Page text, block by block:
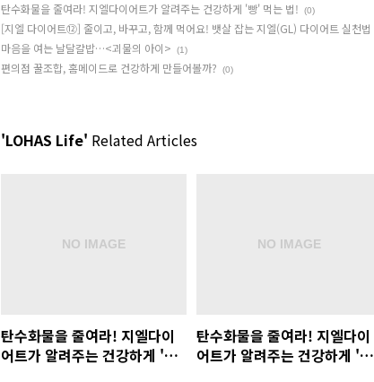
탄수화물을 줄여라! 지엘다이어트가 알려주는 건강하게 '빵' 먹는 법! (0)
[지엘 다이어트⑫] 줄이고, 바꾸고, 함께 먹어요! 뱃살 잡는 지엘(GL) 다이어트 실천법
마음을 여는 날달걀밥…<괴물의 아이> (1)
편의점 꿀조합, 홈메이드로 건강하게 만들어볼까? (0)
'LOHAS Life' Related Articles
탄수화물을 줄여라! 지엘다이
어트가 알려주는 건강하게 '라
탄수화물을 줄여라! 지엘다이
어트가 알려주는 건강하게 '빵'